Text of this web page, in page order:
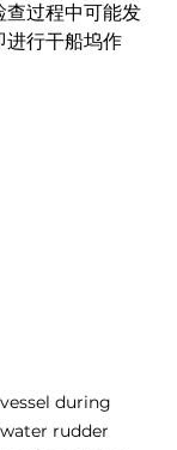
查过程中可能发
进行干船坞作
during
rudder